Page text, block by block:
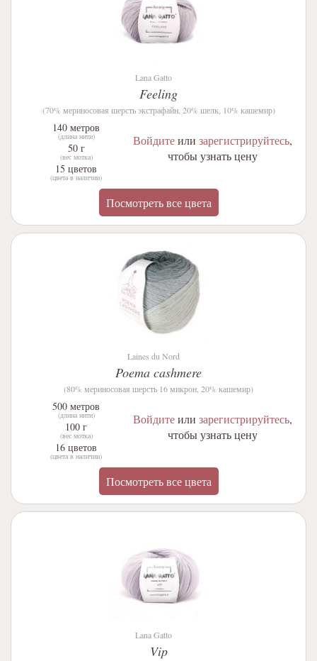
Lana Gatto
Feeling
(70% мериносовая шерсть экстрафайн, 20% шелк, 10% кашемир)
140 метров
(длина нити)
50 г
(вес мотка)
15 цветов
(цвета в наличии)
Войдитеили зарегистрируйтесь,
чтобы узнать цену
Посмотреть все цвета
Laines du Nord
Poema cashmere
(80% мериносовая шерсть 16 микрон, 20% кашемир)
500 метров
(длина нити)
100 г
(вес мотка)
16 цветов
(цвета в наличии)
Войдитеили зарегистрируйтесь,
чтобы узнать цену
Посмотреть все цвета
Lana Gatto
Vip